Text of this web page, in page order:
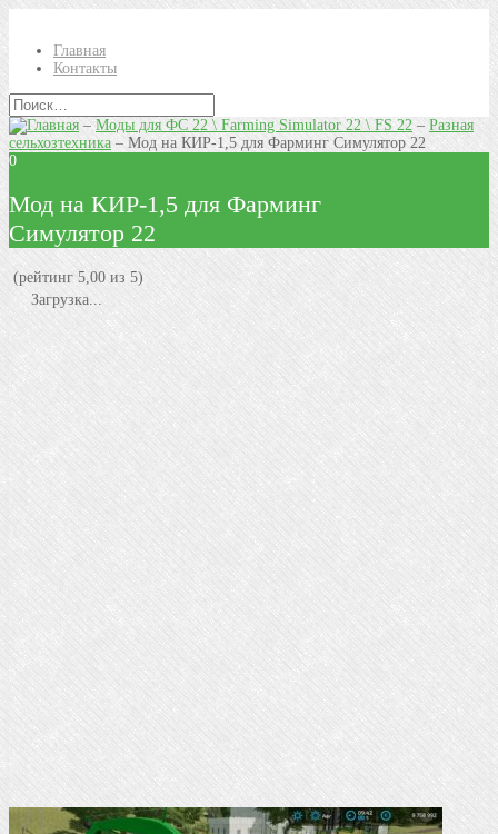
Главная
Контакты
–Моды для ФС 22 \ Farming Simulator 22 \ FS 22– Разная
сельхозтехника – Мод на КИР-1,5 для Фарминг Симулятор 22
0
Мод на КИР-1,5 для Фарминг
Симулятор 22
(рейтинг 5,00 из 5)
Загрузка...